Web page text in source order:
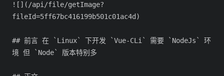
![](/api/file/getImage?
fileId=5ff67bc416199b501c01ac4d)
## 前言 在 `Linux` 下开发 `Vue-CLi` 需要 `NodeJs` 环
境 但 `Node` 版本特别多